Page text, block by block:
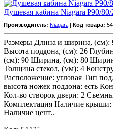
Душевая кабина Niagara P90/
Производитель: Niagara Код товара:
Размеры Длина и ширина, (см):
Высота поддона, (см): 26
(см): 90 Ширина, (см): 80
Толщина стекол, (мм): 4
Расположение: угловая Тип
высота ножек поддона: есть
Кол-во створок двери: 2
Комплектация Наличие крыши:
Наличие цент..